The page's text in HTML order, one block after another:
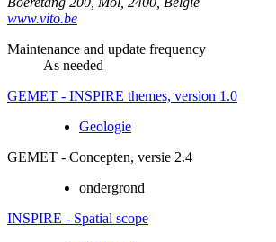
www.vito.be
Maintenance and update frequency
As needed
GEMET - INSPIRE themes, version 1.0
Geologie
GEMET - Concepten, versie 2.4
ondergrond
INSPIRE - Spatial scope